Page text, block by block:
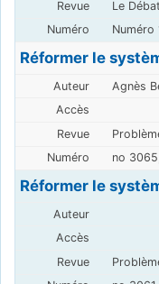
Le Débat
Numéro
Réformer le
Agnès
no
Réformer le